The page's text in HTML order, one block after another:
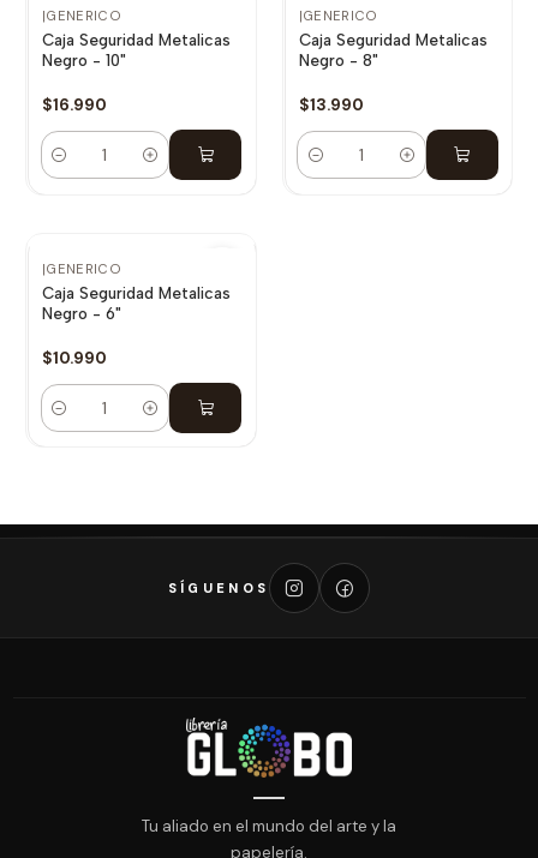
|GENERICO
Caja Seguridad Metalicas
Negro - 10"
$16.990
Cantidad
|GENERICO
Caja Seguridad Metalicas
Negro - 8"
$13.990
Cantidad
|GENERICO
Caja Seguridad Metalicas
Negro - 6"
$10.990
Cantidad
SÍGUENOS
Tu aliado en el mundo del arte y la
papelería.